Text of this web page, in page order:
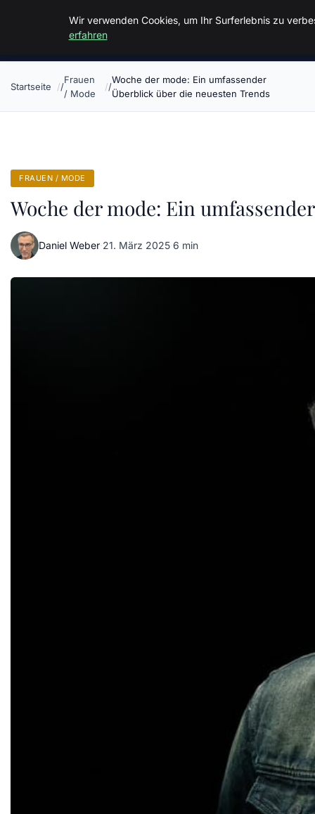
Malzminden
Startseite
Frauen
/ Mode
Woche der mode: Ein umfassender
Überblick über die neuesten Trends
FRAUEN / MODE
Woche der mode: Ein
Daniel Weber·21. März 2025·6 min
Wir verwenden Cookies, um Ihr Surferlebnis zu
erfahren